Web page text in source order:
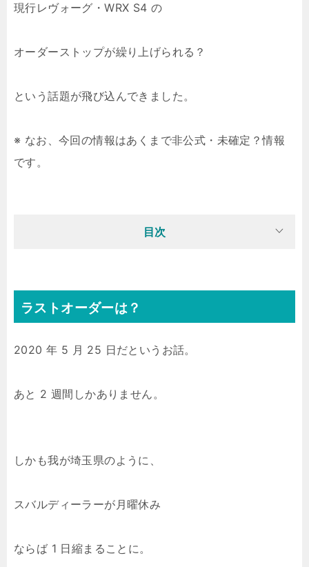
現行レヴォーグ・WRX S4 の
オーダーストップが繰り上げられる？
という話題が飛び込んできました。
※ なお、今回の情報はあくまで非公式・未確定？情報
です。
目次
ラストオーダーは？
2020 年 5 月 25 日だというお話。
あと 2 週間しかありません。
しかも我が埼玉県のように、
スバルディーラーが月曜休み
ならば 1 日縮まることに。